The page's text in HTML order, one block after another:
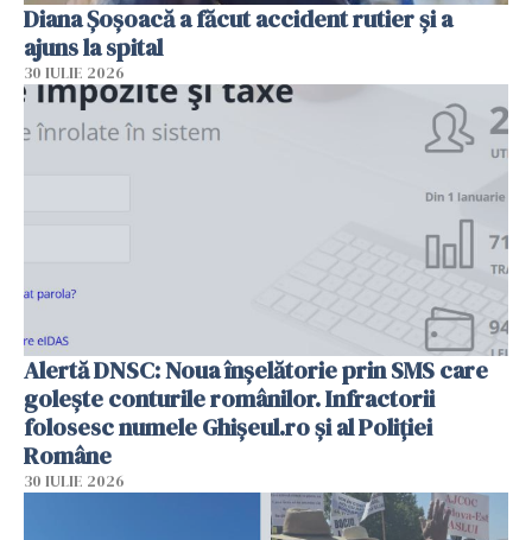
Diana Șoșoacă a făcut accident rutier și a
ajuns la spital
30 IULIE 2026
Alertă DNSC: Noua înșelătorie prin SMS care
golește conturile românilor. Infractorii
folosesc numele Ghișeul.ro și al Poliției
Române
30 IULIE 2026